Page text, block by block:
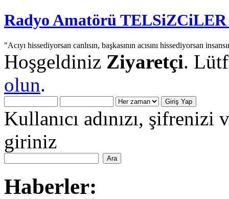
Radyo Amatörü
"Acıyı hissediyorsan canlısın, başkasının acısını hissediyorsan
Hoşgeldiniz Ziyaretçi.
olun.
Kullanıcı adınızı,
giriniz
Haberler: